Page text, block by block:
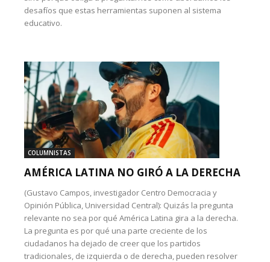
desafíos que estas herramientas suponen al sistema
educativo.
COLUMNISTAS
AMÉRICA LATINA NO GIRÓ A LA DERECHA
(Gustavo Campos, investigador Centro Democracia y
Opinión Pública, Universidad Central): Quizás la pregunta
relevante no sea por qué América Latina gira a la derecha.
La pregunta es por qué una parte creciente de los
ciudadanos ha dejado de creer que los partidos
tradicionales, de izquierda o de derecha, pueden resolver